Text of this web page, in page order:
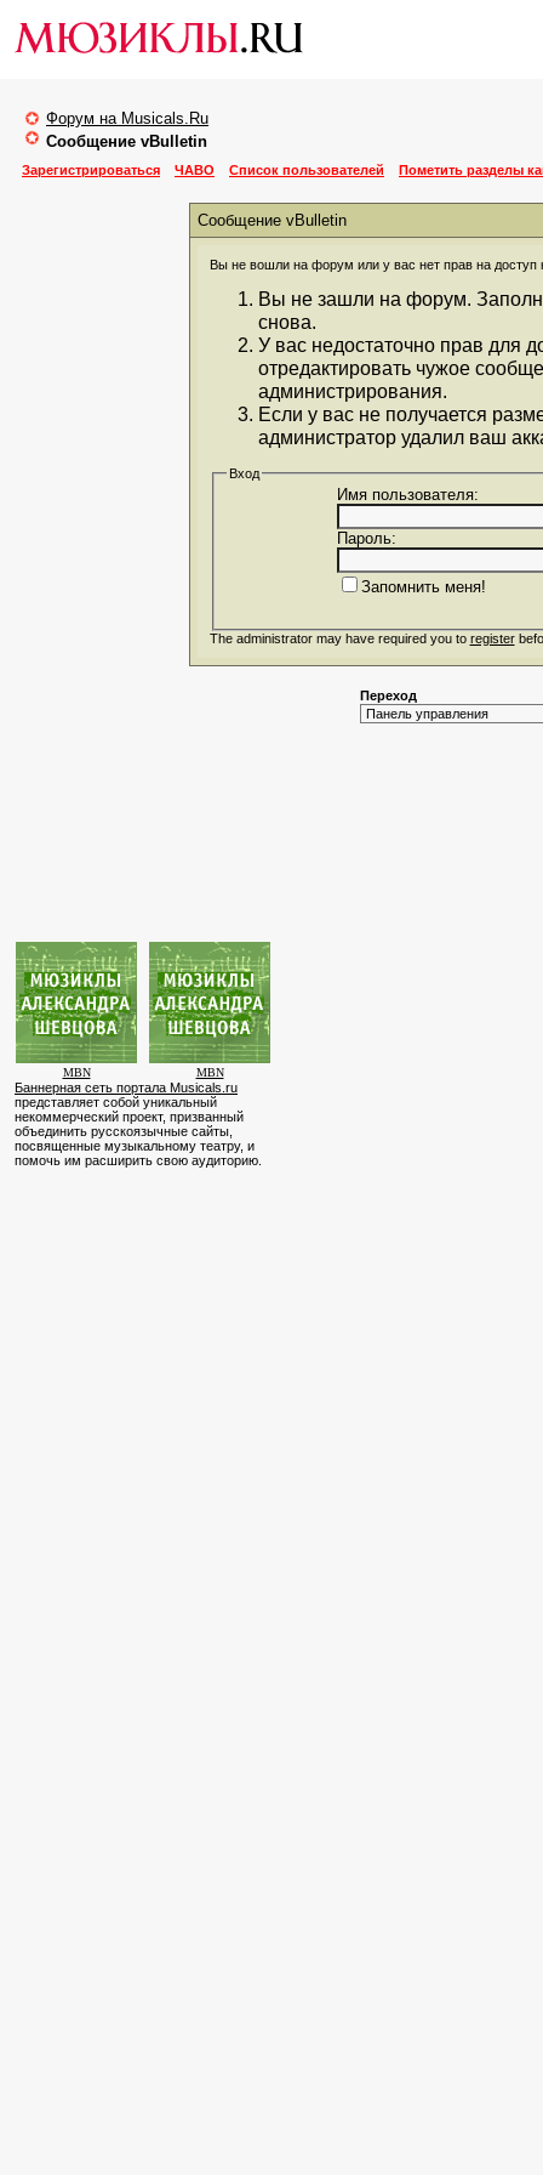
Форум на Musicals.Ru
Сообщение vBulletin
Зарегистрироваться ЧАВО Список пользователей Пометить разделы
Сообщение vBulletin
Вы не вошли на форум или у вас нет прав на доступ
Вы не зашли на форум.
снова.
У вас недостаточно прав для
отредактировать чужое
администрирования.
Если у вас не получается
администратор удалил ваш
Вход
Имя пользователя:
Пароль:
Запомнить меня!
The administrator may have required you to register
Переход
MBN MBN
Баннерная сеть портала Musicals.ru
представляет собой уникальный
некоммерческий проект, призванный
объединить русскоязычные сайты,
посвященные музыкальному театру, и
помочь им расширить свою аудиторию.